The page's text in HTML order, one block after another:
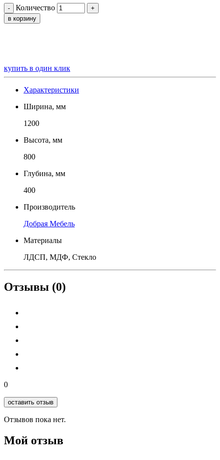
- Количество
+
в корзину
купить в один клик
Характеристики
Ширина, мм
1200
Высота, мм
800
Глубина, мм
400
Производитель
Добрая Мебель
Материалы
ЛДСП, МДФ, Стекло
Отзывы (0)
0
оставить отзыв
Отзывов пока нет.
Мой отзыв